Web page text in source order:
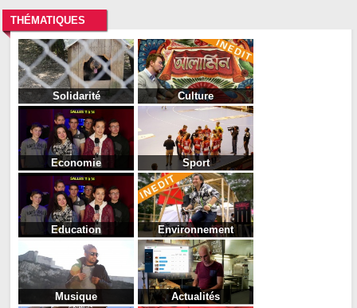
THÉMATIQUES
Solidarité Culture
Economie Sport
Education Environnement
Musique Actualités